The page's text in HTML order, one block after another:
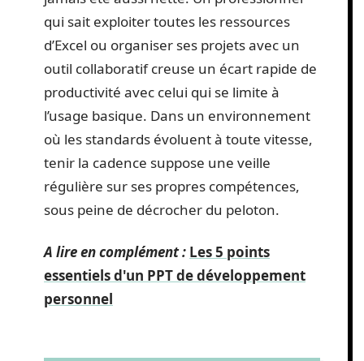
qui sait exploiter toutes les ressources
d’Excel ou organiser ses projets avec un
outil collaboratif creuse un écart rapide de
productivité avec celui qui se limite à
l’usage basique. Dans un environnement
où les standards évoluent à toute vitesse,
tenir la cadence suppose une veille
régulière sur ses propres compétences,
sous peine de décrocher du peloton.
A lire en complément : Les 5 points
essentiels d'un PPT de développement
personnel